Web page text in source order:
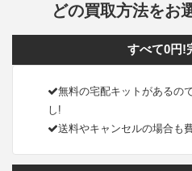
どの買取方法をお
すべて0円!
無料の宅配キットがあるの
し!
送料やキャンセルの場合も